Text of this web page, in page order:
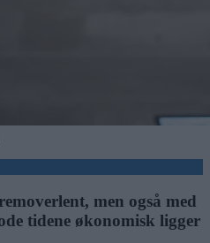
men også med
tidene økonomisk ligger